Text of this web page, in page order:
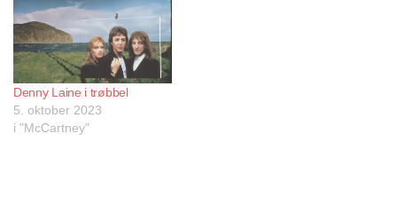
Denny Laine i trøbbel
5. oktober 2023
i "McCartney"